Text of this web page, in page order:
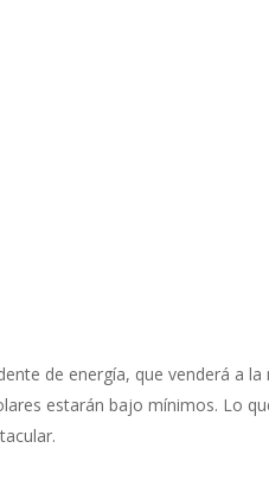
de energía, que venderá a la
estarán bajo mínimos. Lo